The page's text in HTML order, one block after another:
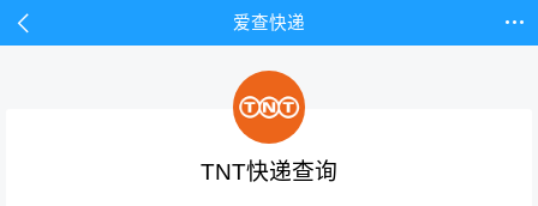
 爱查快递 
TNT快递查询